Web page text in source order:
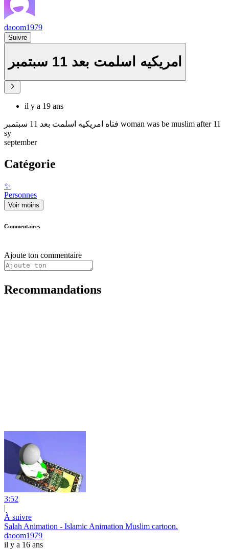
daoom1979
Suivre
امريكيه اسلمت بعد 11 سبتمبر
il y a 19 ans
فتاه امريكيه اسلمت بعد 11 سبتمبر woman was be muslim after 11
sy
september
Catégorie
✨
Personnes
Voir moins
Commentaires
Ajoute ton commentaire
Recommandations
3:52
|
À suivre
Salah Animation - Islamic Animation Muslim cartoon.
daoom1979
il y a 16 ans